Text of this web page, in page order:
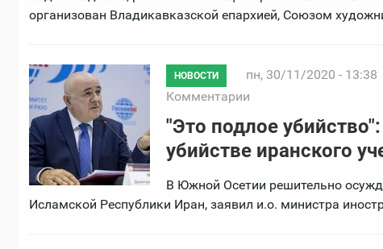
организован Владикавказской епархией, Союзом
НОВОСТИ
пн, 30/11/2020 - 13:38
Комментарии
"Это подлое
убийстве иранского
В Южной Осетии решительно
Исламской Республики Иран, заявил и.о. министра